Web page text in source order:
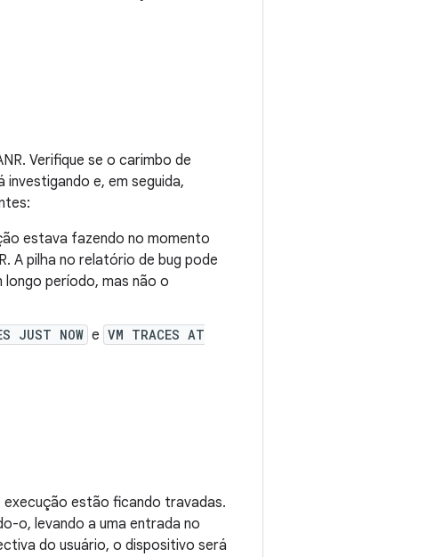
Verifique se o carimbo de
e, em seguida,
estava fazendo no momento
A pilha no relatório de bug pode
período, mas não o
JUST NOW e VM TRACES AT
execução estão ficando travadas.
o, levando a uma entrada no
do usuário, o dispositivo será